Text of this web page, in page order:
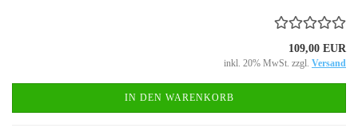
109,00 EUR
inkl. 20% MwSt. zzgl. Versand
IN DEN WARENKORB